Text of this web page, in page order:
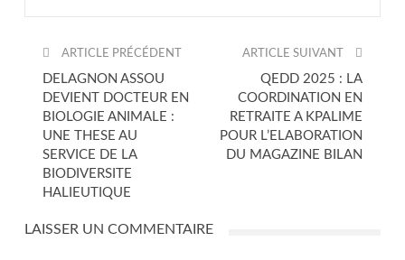
ARTICLE PRÉCÉDENT
DELAGNON ASSOU
DEVIENT DOCTEUR EN
BIOLOGIE ANIMALE :
UNE THESE AU
SERVICE DE LA
BIODIVERSITE
HALIEUTIQUE
ARTICLE SUIVANT
QEDD 2025 : LA
COORDINATION EN
RETRAITE A KPALIME
POUR L’ELABORATION
DU MAGAZINE BILAN
LAISSER UN COMMENTAIRE